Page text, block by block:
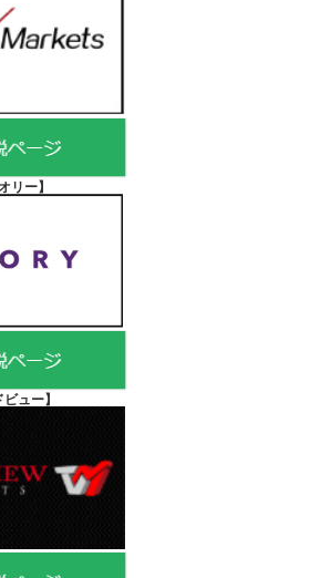
リー】
ビュー】